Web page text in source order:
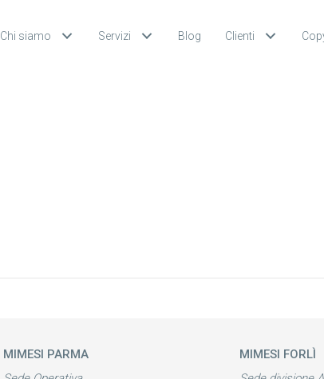
Chi siamo Servizi Blog Clienti
MIMESI PARMA
MIMESI FORLÌ